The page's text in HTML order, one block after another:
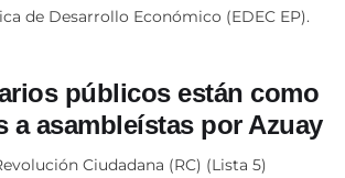
de Desarrollo Económico (EDEC EP).
públicos están como
a asambleístas por Azuay
Ciudadana (RC) (Lista 5)